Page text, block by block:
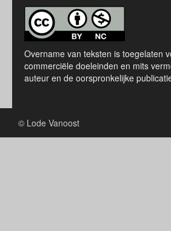
Overname van teksten is toegelaten
commerciële doeleinden en mits
auteur en de oorspronkelijke
© Lode Vanoost